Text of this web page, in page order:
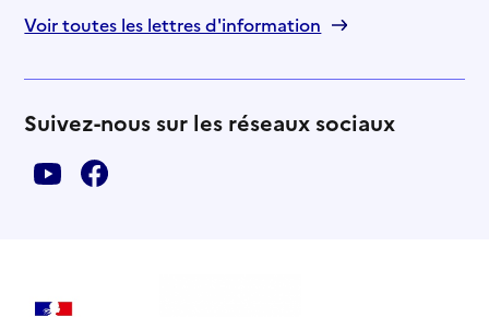
Voir toutes les lettres d'information
Suivez-nous sur les réseaux sociaux